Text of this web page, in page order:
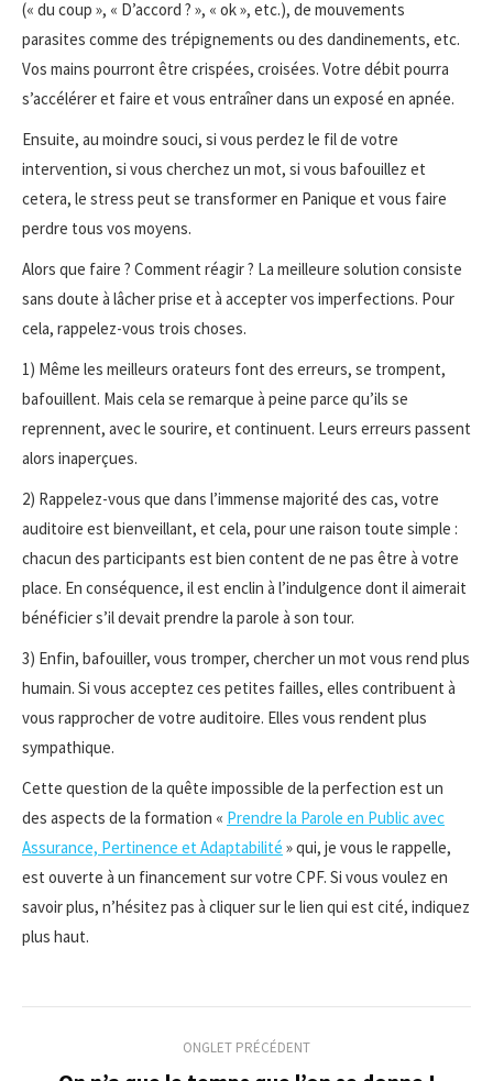
(« du coup », « D’accord ? », « ok », etc.), de mouvements
parasites comme des trépignements ou des dandinements, etc.
Vos mains pourront être crispées, croisées. Votre débit pourra
s’accélérer et faire et vous entraîner dans un exposé en apnée.
Ensuite, au moindre souci, si vous perdez le fil de votre
intervention, si vous cherchez un mot, si vous bafouillez et
cetera, le stress peut se transformer en Panique et vous faire
perdre tous vos moyens.
Alors que faire ? Comment réagir ? La meilleure solution consiste
sans doute à lâcher prise et à accepter vos imperfections. Pour
cela, rappelez-vous trois choses.
1) Même les meilleurs orateurs font des erreurs, se trompent,
bafouillent. Mais cela se remarque à peine parce qu’ils se
reprennent, avec le sourire, et continuent. Leurs erreurs passent
alors inaperçues.
2) Rappelez-vous que dans l’immense majorité des cas, votre
auditoire est bienveillant, et cela, pour une raison toute simple :
chacun des participants est bien content de ne pas être à votre
place. En conséquence, il est enclin à l’indulgence dont il aimerait
bénéficier s’il devait prendre la parole à son tour.
3) Enfin, bafouiller, vous tromper, chercher un mot vous rend plus
humain. Si vous acceptez ces petites failles, elles contribuent à
vous rapprocher de votre auditoire. Elles vous rendent plus
sympathique.
Cette question de la quête impossible de la perfection est un
des aspects de la formation « Prendre la Parole en Public avec
Assurance, Pertinence et Adaptabilité » qui, je vous le rappelle,
est ouverte à un financement sur votre CPF. Si vous voulez en
savoir plus, n’hésitez pas à cliquer sur le lien qui est cité, indiquez
plus haut.
ONGLET PRÉCÉDENT